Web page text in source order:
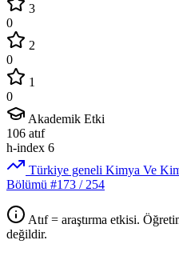
3
0
2
0
1
0
Akademik Etki
106 atıf
h-index 6
Türkiye geneli Kimya Ve
Bölümü #173 / 254
Atıf = araştırma etkisi.
değildir.